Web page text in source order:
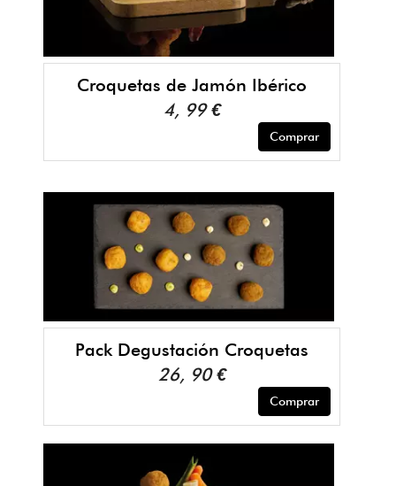
Croquetas de Jamón Ibérico
4, 99 €
Comprar
Pack Degustación Croquetas
26, 90 €
Comprar